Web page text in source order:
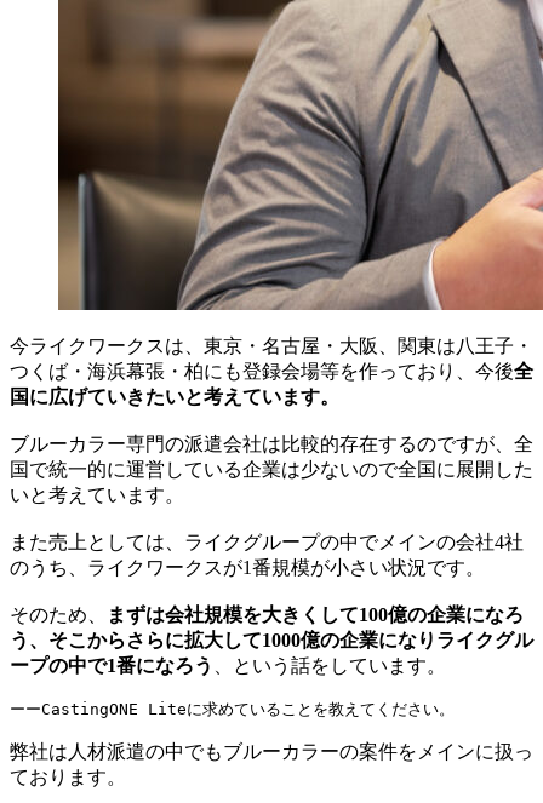
今ライクワークスは、東京・名古屋・大阪、関東は八王子・
つくば・海浜幕張・柏にも登録会場等を作っており、今後全
国に広げていきたいと考えています。
ブルーカラー専門の派遣会社は比較的存在するのですが、全
国で統一的に運営している企業は少ないので全国に展開した
いと考えています。
また売上としては、ライクグループの中でメインの会社4社
のうち、ライクワークスが1番規模が小さい状況です。
そのため、
まずは会社規模を大きくして100億の企業になろ
う、そこからさらに拡大して1000億の企業になりライクグル
ープの中で1番になろう 、という話をしています。
ーーCastingONE Liteに求めていることを教えてください。
弊社は人材派遣の中でもブルーカラーの案件をメインに扱っ
ております。